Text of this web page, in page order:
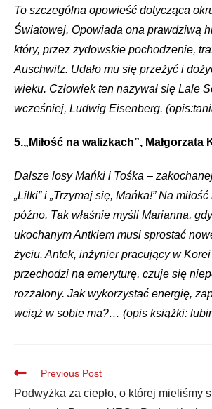
To szczególna opowieść dotycząca
Światowej. Opowiada ona prawdziwą
który, przez żydowskie pochodzenie,
Auschwitz. Udało mu się przeżyć i
wieku. Człowiek ten nazywał się Lale
wcześniej, Ludwig Eisenberg.
5.„Miłość na walizkach”, Małgorzata
Dalsze losy Mańki i Tośka –
„Lilki” i „Trzymaj się, Mańka!” Na
późno. Tak właśnie myśli Marianna,
ukochanym Antkiem musi sprostać
życiu. Antek, inżynier pracujący w Korei
przechodzi na emeryturę, czuje się
rozżalony. Jak wykorzystać energię,
wciąż w sobie ma?… (opis książki:
Previous Post
Podwyżka za ciepło, o której mieliśmy